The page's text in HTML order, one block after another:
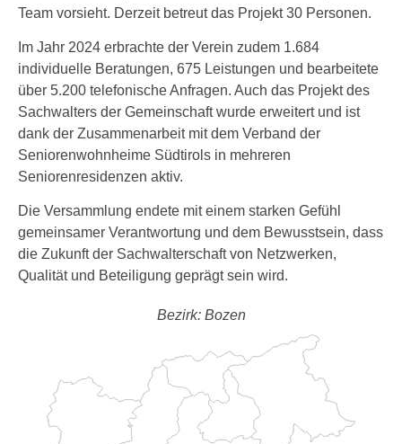
Team vorsieht. Derzeit betreut das Projekt 30 Personen.
Im Jahr 2024 erbrachte der Verein zudem 1.684
individuelle Beratungen, 675 Leistungen und bearbeitete
über 5.200 telefonische Anfragen. Auch das Projekt des
Sachwalters der Gemeinschaft wurde erweitert und ist
dank der Zusammenarbeit mit dem Verband der
Seniorenwohnheime Südtirols in mehreren
Seniorenresidenzen aktiv.
Die Versammlung endete mit einem starken Gefühl
gemeinsamer Verantwortung und dem Bewusstsein, dass
die Zukunft der Sachwalterschaft von Netzwerken,
Qualität und Beteiligung geprägt sein wird.
Bezirk: Bozen